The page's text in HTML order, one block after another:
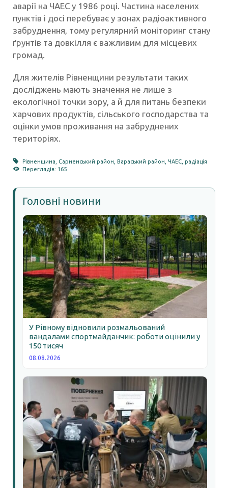
аварії на ЧАЕС у 1986 році. Частина населених
пунктів і досі перебуває у зонах радіоактивного
забруднення, тому регулярний моніторинг стану
ґрунтів та довкілля є важливим для місцевих
громад.
Для жителів Рівненщини результати таких
досліджень мають значення не лише з
екологічної точки зору, а й для питань безпеки
харчових продуктів, сільського господарства та
оцінки умов проживання на забруднених
територіях.
Рівненщина Сарненський район ,Вараський район ,ЧАЕС ,радіація
Переглядів: 165
Головні новини
У Рівному відновили розмальований
вандалами спортмайданчик: роботи оцінили у
150 тисяч
08.08.2026